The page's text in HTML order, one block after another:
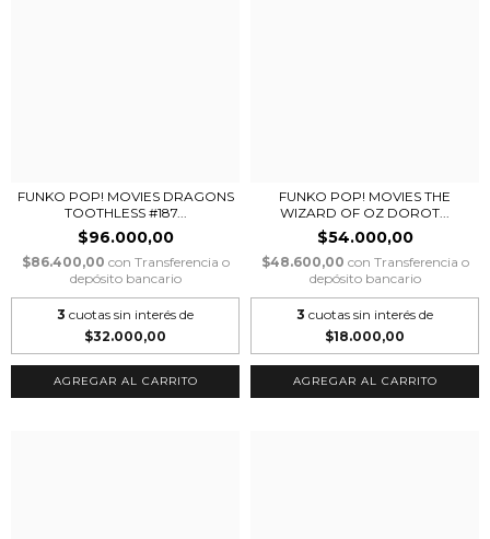
FUNKO POP! MOVIES DRAGONS
TOOTHLESS #187...
$96.000,00
$86.400,00 con Transferencia o
depósito bancario
3 cuotas sin interés de
$32.000,00
FUNKO POP! MOVIES THE
WIZARD OF OZ DOROT...
$54.000,00
$48.600,00 con Transferencia o
depósito bancario
3 cuotas sin interés de
$18.000,00